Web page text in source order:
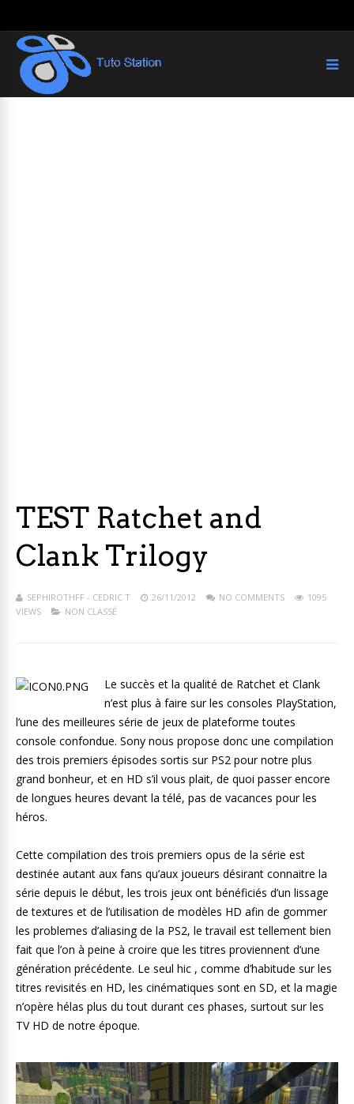
TEST Ratchet and
Clank Trilogy
SEPHIROTHFF - CEDRIC T 26/11/2012 NO COMMENTS
1095
VIEWS
NON CLASSÉ
Le succès et la qualité de Ratchet et Clank
n’est plus à faire sur les consoles PlayStation,
l’une des meilleures série de jeux de plateforme toutes
console confondue. Sony nous propose donc une compilation
des trois premiers épisodes sortis sur PS2 pour notre plus
grand bonheur, et en HD s’il vous plait, de quoi passer encore
de longues heures devant la télé, pas de vacances pour les
héros.
Cette compilation des trois premiers opus de la série est
destinée autant aux fans qu’aux joueurs désirant connaitre la
série depuis le début, les trois jeux ont bénéficiés d’un lissage
de textures et de l’utilisation de modèles HD afin de gommer
les problemes d’aliasing de la PS2, le travail est tellement bien
fait que l’on à peine à croire que les titres proviennent d’une
génération précédente. Le seul hic , comme d’habitude sur les
titres revisités en HD, les cinématiques sont en SD, et la magie
n’opère hélas plus du tout durant ces phases, surtout sur les
TV HD de notre époque.